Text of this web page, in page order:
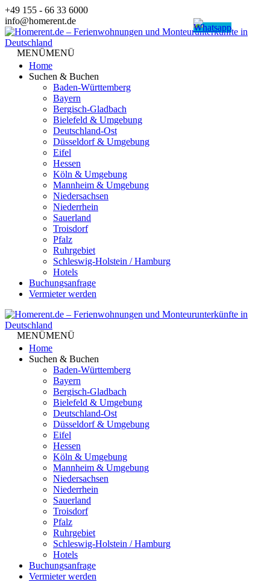
Zum
Inhalt
springen
+49 155 - 66 33 6000
info@homerent.de
MENÜMENÜ
Home
Suchen & Buchen
Baden-Württemberg
Bayern
Bergisch-Gladbach
Bielefeld & Umgebung
Deutschland-Ost
Düsseldorf & Umgebung
Eifel
Hessen
Köln & Umgebung
Mannheim & Umgebung
Niedersachsen
Niederrhein
Sauerland
Troisdorf
Pfalz
Ruhrgebiet
Schleswig-Holstein / Hamburg
Hotels
Buchungsanfrage
Vermieter werden
MENÜMENÜ
Home
Suchen & Buchen
Baden-Württemberg
Bayern
Bergisch-Gladbach
Bielefeld & Umgebung
Deutschland-Ost
Düsseldorf & Umgebung
Eifel
Hessen
Köln & Umgebung
Mannheim & Umgebung
Niedersachsen
Niederrhein
Sauerland
Troisdorf
Pfalz
Ruhrgebiet
Schleswig-Holstein / Hamburg
Hotels
Buchungsanfrage
Vermieter werden